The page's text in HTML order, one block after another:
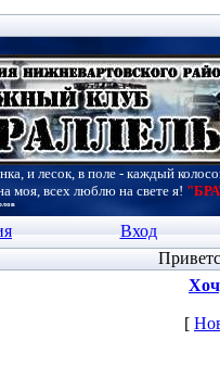
и лесок, в поле - каждый
моя, всех люблю на свете я!
Вход
[